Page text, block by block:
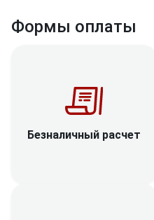
Формы оплаты
Безналичный расчет